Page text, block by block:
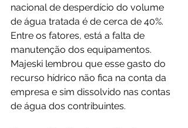
nacional de desperdício do volume
de água tratada é de cerca de 40%.
Entre os fatores, está a falta de
manutenção dos equipamentos.
Majeski lembrou que esse gasto do
recurso hídrico não fica na conta da
empresa e sim dissolvido nas contas
de água dos contribuintes.